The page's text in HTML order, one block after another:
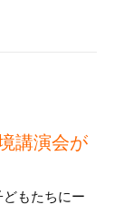
講演会が
もたちにー